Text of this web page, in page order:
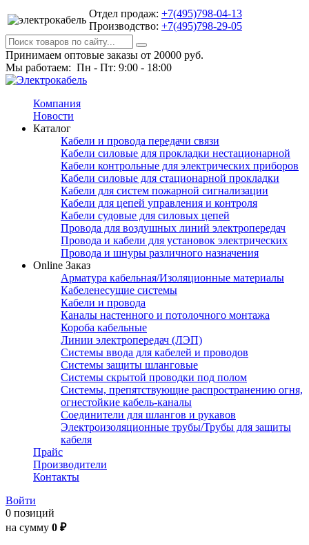
Отдел продаж: +7(495)798-04-13
Производство: +7(495)798-29-05
Принимаем оптовые заказы от 20000 руб.
Мы работаем: Пн - Пт: 9:00 - 18:00
Компания
Новости
Каталог
Кабели и провода передачи связи
Кабели силовые для прокладки нестационарной
Кабели контрольные для электрических приборов
Кабели силовые для стационарной прокладки
Кабели для систем пожарной сигнализации
Кабели для цепей управления и контроля
Кабели судовые для силовых цепей
Провода для воздушных линий электропередач
Провода и кабели для установок электрических
Провода и шнуры различного назначения
Online Заказ
Арматура кабельная/Изоляционные материалы
Кабеленесущие системы
Кабели и провода
Каналы настенного и потолочного монтажа
Короба кабельные
Линии электропередач (ЛЭП)
Системы ввода для кабелей и проводов
Системы защиты шланговые
Системы скрытой проводки под полом
Системы, препятствующие распространению огня,
огнестойкие кабель-каналы
Соединители для шлангов и рукавов
Электроизоляционные трубы/Трубы для защиты
кабеля
Прайс
Производители
Контакты
Войти
0 позиций
на сумму 0 ₽